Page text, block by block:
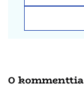
0 kommenttia